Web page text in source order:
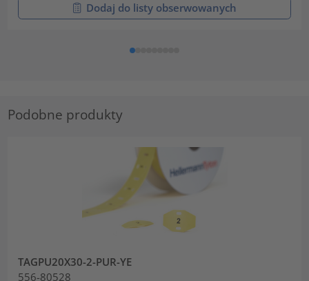
Dodaj do listy obserwowanych
Podobne produkty
TAGPU20X30-2-PUR-YE
556-80528